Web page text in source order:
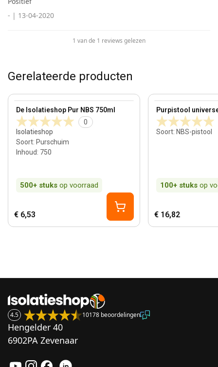
- | 13-04-2020
1 van de 1 reviews gelezen
Gerelateerde producten
De Isolatieshop Pur NBS 750ml
0
Isolatieshop
Soort: Purschuim
Inhoud: 750
500+ stuks op voorraad
View product
€ 6,53
Purpistool
Soort: NBS-pistool
100+ stuks op
View product
€ 16,82
4.5 10178 beoordelingen
Hengelder 40
6902PA Zevenaar